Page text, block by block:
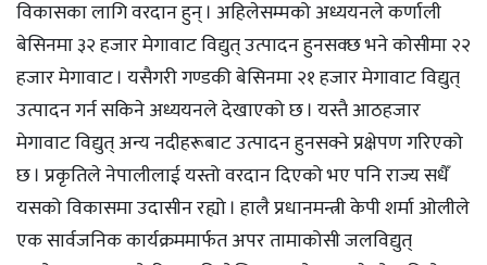
विकासका लागि वरदान हुन् । अहिलेसम्मको अध्ययनले कर्णाली
बेसिनमा ३२ हजार मेगावाट विद्युत् उत्पादन हुनसक्छ भने कोसीमा २२
हजार मेगावाट । यसैगरी गण्डकी बेसिनमा २१ हजार मेगावाट विद्युत्
उत्पादन गर्न सकिने अध्ययनले देखाएको छ । यस्तै आठहजार
मेगावाट विद्युत् अन्य नदीहरूबाट उत्पादन हुनसक्ने प्रक्षेपण गरिएको
छ । प्रकृतिले नेपालीलाई यस्तो वरदान दिएको भए पनि राज्य सधैँ
यसको विकासमा उदासीन रह्यो । हालै प्रधानमन्त्री केपी शर्मा ओलीले
एक सार्वजनिक कार्यक्रममार्फत अपर तामाकोसी जलविद्युत्